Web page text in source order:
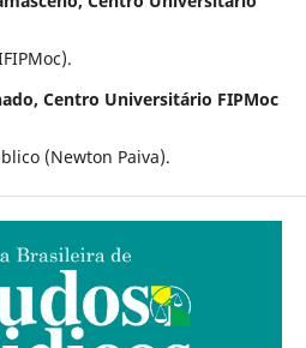
Centro Universitário FIPMoc
(Newton Paiva).